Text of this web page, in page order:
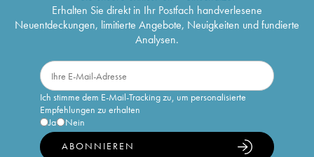
Erhalten Sie direkt in Ihr Postfach handverlesene
Neuentdeckungen, limitierte Angebote, Neuigkeiten und fundierte
Analysen.
Ich stimme dem E-Mail-Tracking zu, um personalisierte
Empfehlungen zu erhalten
Ja
Nein
ABONNIEREN